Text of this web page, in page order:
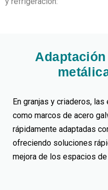
En granjas y criaderos,
como marcos de acero
rápidamente adaptadas
ofreciendo soluciones
mejora de los espacios de